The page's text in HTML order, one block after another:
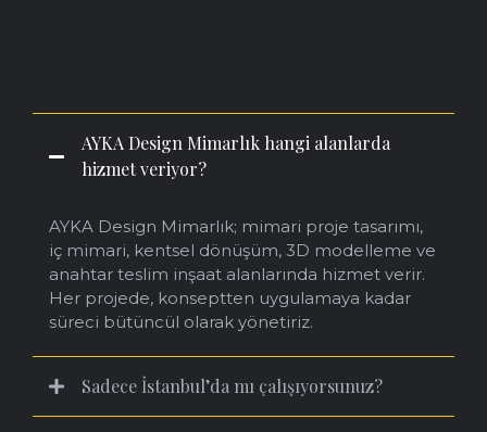
AYKA Design Mimarlık hangi alanlarda
hizmet veriyor?
AYKA Design Mimarlık; mimari proje tasarımı,
iç mimari, kentsel dönüşüm, 3D modelleme ve
anahtar teslim inşaat alanlarında hizmet verir.
Her projede, konseptten uygulamaya kadar
süreci bütüncül olarak yönetiriz.
Sadece İstanbul’da mı çalışıyorsunuz?